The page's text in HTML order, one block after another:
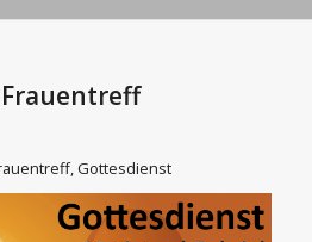
,Gottesdienst